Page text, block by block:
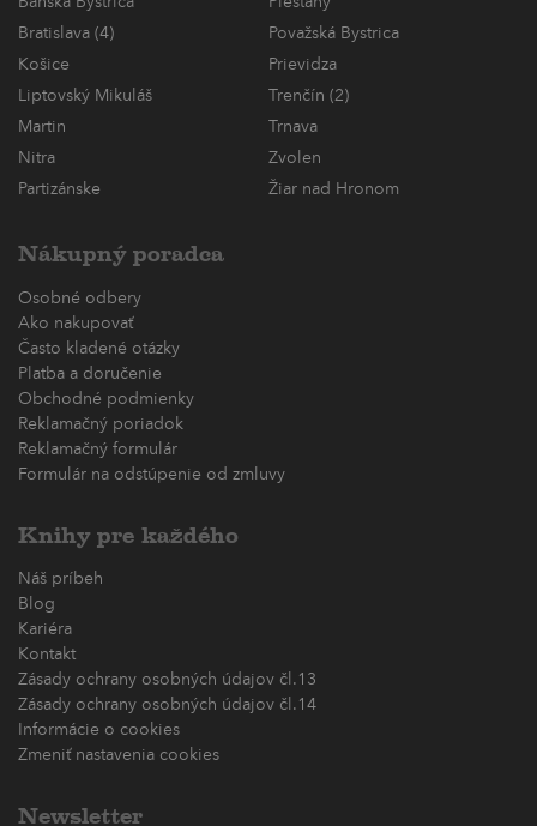
Bratislava (4)
Považská Bystrica
Košice
Prievidza
Liptovský Mikuláš
Trenčín (2)
Martin
Trnava
Nitra
Zvolen
Partizánske
Žiar nad Hronom
Nákupný poradca
Osobné odbery
Ako nakupovať
Často kladené otázky
Platba a doručenie
Obchodné podmienky
Reklamačný poriadok
Reklamačný formulár
Formulár na odstúpenie od zmluvy
Knihy pre každého
Náš príbeh
Blog
Kariéra
Kontakt
Zásady ochrany osobných údajov čl.13
Zásady ochrany osobných údajov čl.14
Informácie o cookies
Zmeniť nastavenia cookies
Newsletter